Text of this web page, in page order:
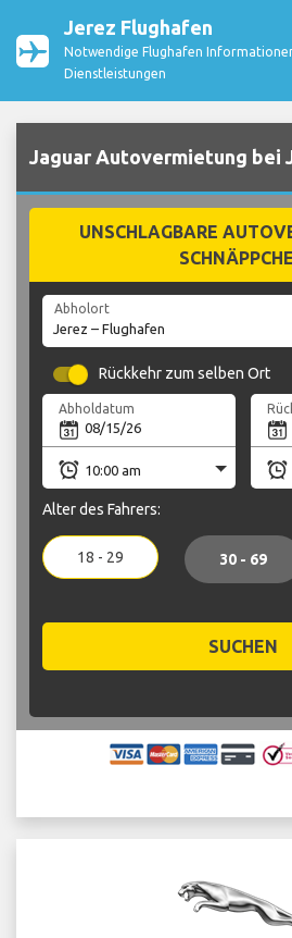
Jerez Flughafen
Notwendige Flughafen
Dienstleistungen
Jaguar Autovermietung bei
UNSCHLAGBARE
Abholort
Rückkehr zum selben Ort
Abholdatum
Alter des Fahrers:
18 - 29 30 - 69
SUCHEN